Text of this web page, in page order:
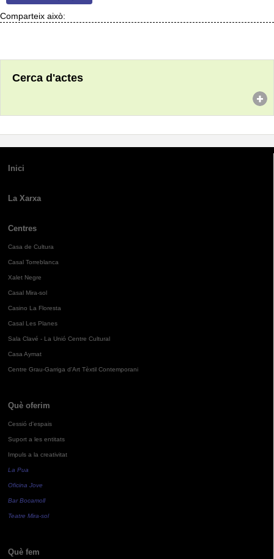
Comparteix això:
Cerca d'actes
Inici
La Xarxa
Centres
Casa de Cultura
Casal Torreblanca
Xalet Negre
Casal Mira-sol
Casino La Floresta
Casal Les Planes
Sala Clavé - La Unió Centre Cultural
Casa Aymat
Centre Grau-Garriga d'Art Tèxtil Contemporani
Què oferim
Cessió d'espais
Suport a les entitats
Impuls a la creativitat
La Pua
Oficina Jove
Bar Bocamoll
Teatre Mira-sol
Què fem